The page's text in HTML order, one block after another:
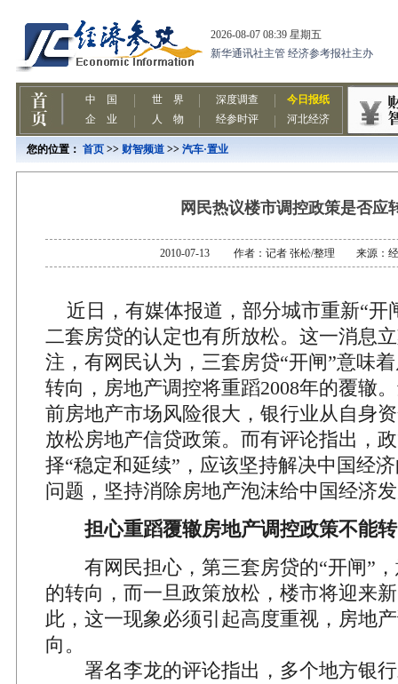
您的位置： 首页 >> 财智频道 >> 汽车·置业
网民热议楼市调控政策是否应
2010-07-13 作者：记者 张松/整理 来源：经
近日，有媒体报道，部分城市重新“开
二套房贷的认定也有所放松。这一消息
注，有网民认为，三套房贷“开闸”意味
转向，房地产调控将重蹈2008年的覆辙
前房地产市场风险很大，银行业从自身
放松房地产信贷政策。而有评论指出，
择“稳定和延续”，应该坚持解决中国经
问题，坚持消除房地产泡沫给中国经济
担心重蹈覆辙房地产调控政策不能
有网民担心，第三套房贷的“开闸”，
的转向，而一旦政策放松，楼市将迎来
此，这一现象必须引起高度重视，房地
向。
署名李龙的评论指出，多个地方银行